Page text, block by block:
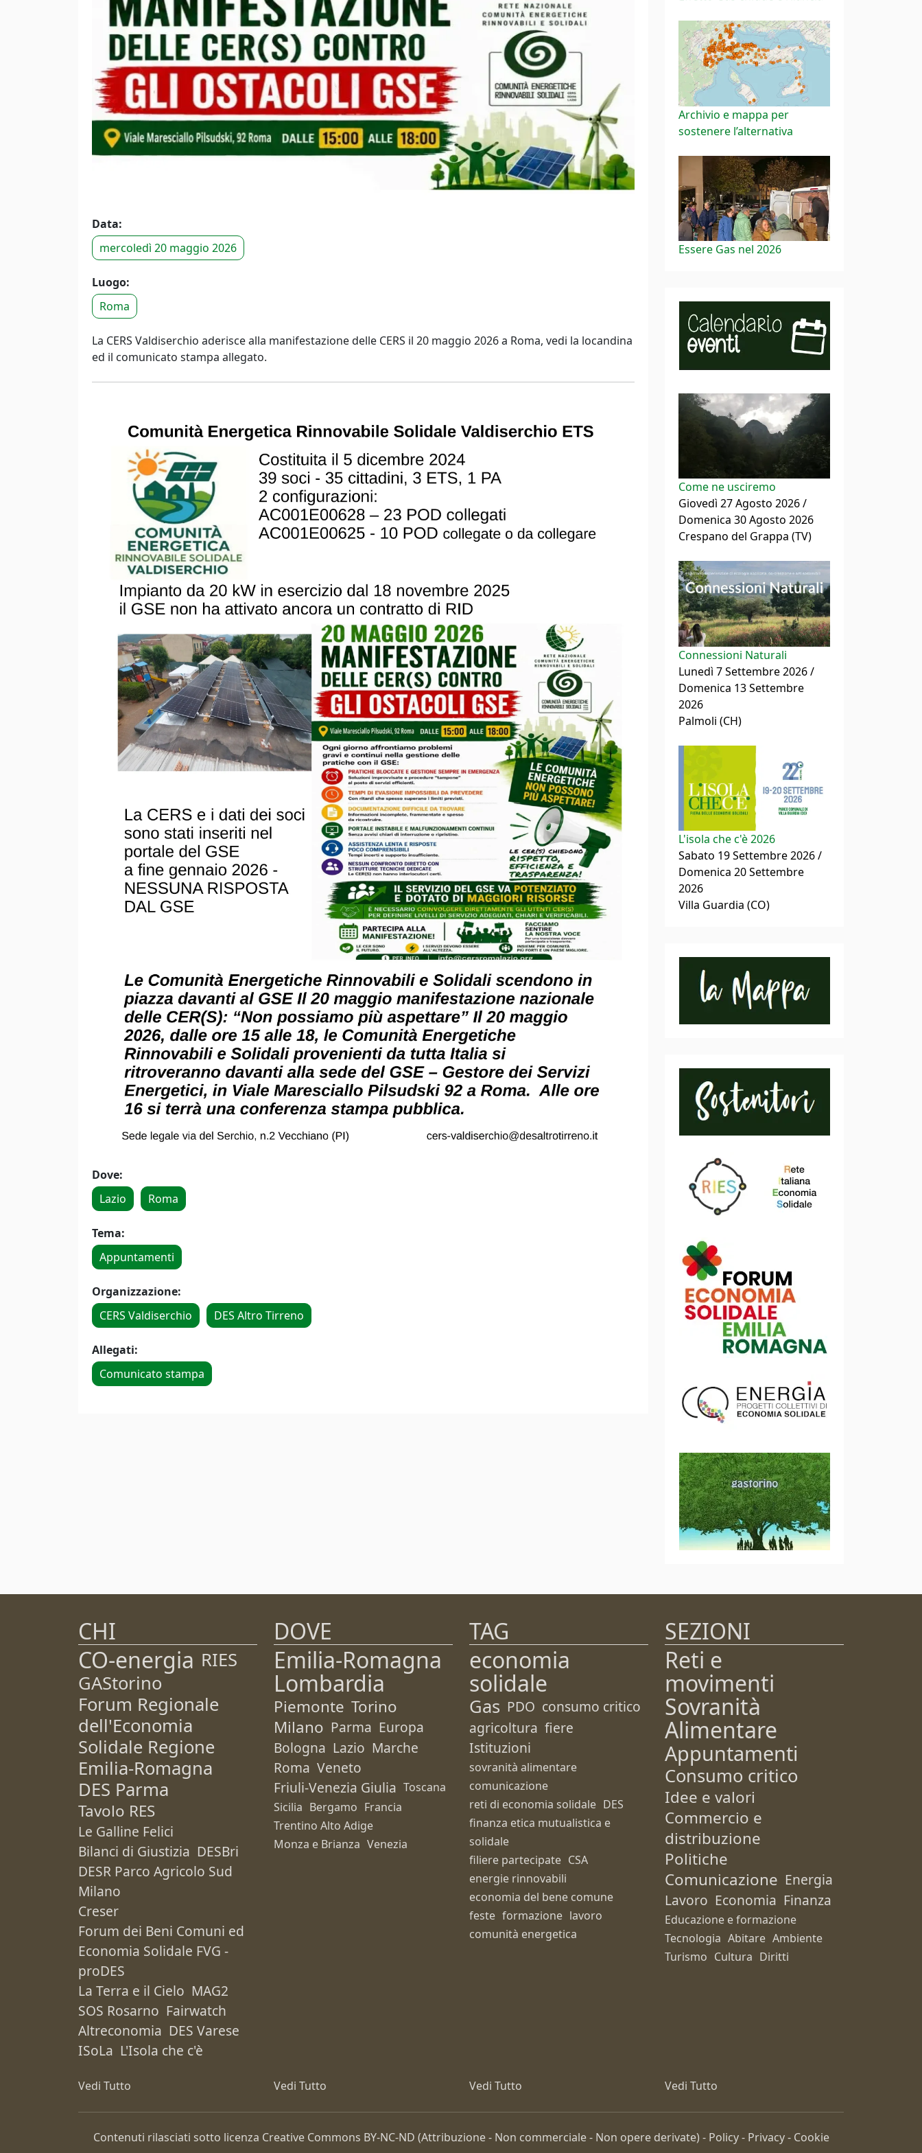
Data:
mercoledì 20 maggio 2026
Luogo:
Roma
La CERS Valdiserchio aderisce alla manifestazione delle CERS il 20 maggio 2026 a Roma, vedi la locandina
ed il comunicato stampa allegato.
Dove:
Lazio
Roma
Tema:
Appuntamenti
Organizzazione:
CERS Valdiserchio
DES Altro Tirreno
Allegati:
Comunicato stampa
Archivio e mappa per
sostenere l’alternativa
Essere Gas nel 2026
Come ne usciremo
Giovedì 27 Agosto 2026 /
Domenica 30 Agosto 2026
Crespano del Grappa (TV)
Connessioni Naturali
Lunedì 7 Settembre 2026 /
Domenica 13 Settembre
2026
Palmoli (CH)
L'isola che c'è 2026
Sabato 19 Settembre 2026 /
Domenica 20 Settembre
2026
Villa Guardia (CO)
CHI
CO-energia RIES
GAStorino
Forum Regionale
dell'Economia
Solidale Regione
Emilia-Romagna
DES Parma
Tavolo RES
Le Galline Felici
Bilanci di Giustizia DESBri
DESR Parco Agricolo Sud
Milano
Creser
Forum dei Beni Comuni ed
Economia Solidale FVG -
proDES
La Terra e il Cielo MAG2
SOS Rosarno Fairwatch
Altreconomia DES Varese
ISoLa L'Isola che c'è
Vedi Tutto
DOVE
Emilia-Romagna
Lombardia
Piemonte Torino
Milano Parma Europa
Bologna Lazio Marche
Roma Veneto
Friuli-Venezia Giulia Toscana
Sicilia Bergamo Francia
Trentino Alto Adige
Monza e Brianza Venezia
Vedi Tutto
TAG
economia
solidale
Gas PDO consumo critico
agricoltura fiere
Istituzioni
sovranità alimentare
comunicazione
reti di economia solidale DES
finanza etica mutualistica e
solidale
filiere partecipate CSA
energie rinnovabili
economia del bene comune
feste formazione lavoro
comunità energetica
Vedi Tutto
SEZIONI
Reti e
movimenti
Sovranità
Alimentare
Appuntamenti
Consumo critico
Idee e valori
Commercio e
distribuzione
Politiche
Comunicazione Energia
Lavoro Economia Finanza
Educazione e formazione
Tecnologia Abitare Ambiente
Turismo Cultura Diritti
Vedi Tutto
Contenuti rilasciati sotto licenza Creative Commons BY-NC-ND (Attribuzione - Non commerciale - Non opere derivate) - Policy- Privacy- Cookie